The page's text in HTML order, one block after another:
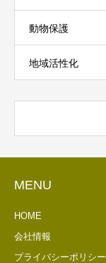
動物保護
地域活性化
MENU
HOME
会社情報
プライバシーポリシー